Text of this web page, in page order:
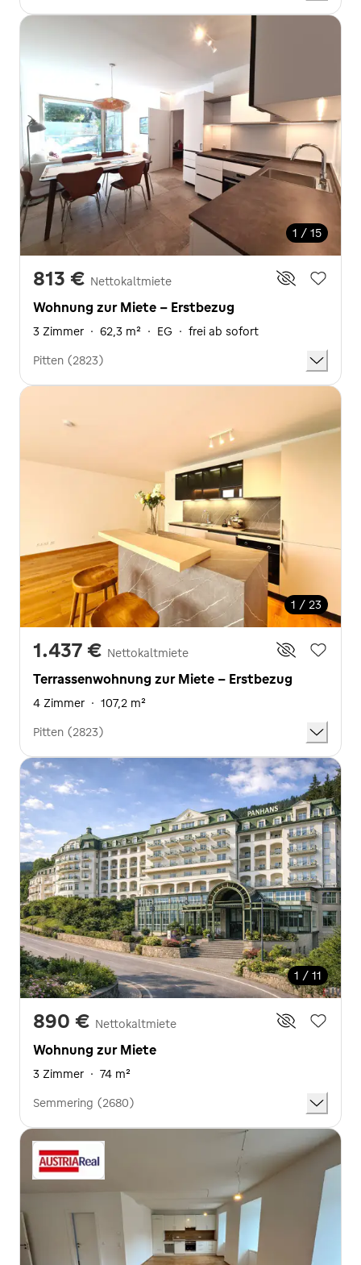
1 / 15
813 € Nettokaltmiete
Wohnung zur Miete - Erstbezug
3 Zimmer · 62,3 m² · EG · frei ab sofort
Pitten (2823)
1 / 23
1.437 € Nettokaltmiete
Terrassenwohnung zur Miete - Erstbezug
4 Zimmer · 107,2 m²
Pitten (2823)
1 / 11
890 € Nettokaltmiete
Wohnung zur Miete
3 Zimmer · 74 m²
Semmering (2680)